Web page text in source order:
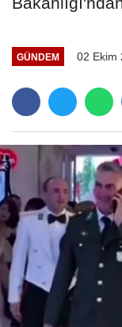
GÜNDEM 02 Ekim